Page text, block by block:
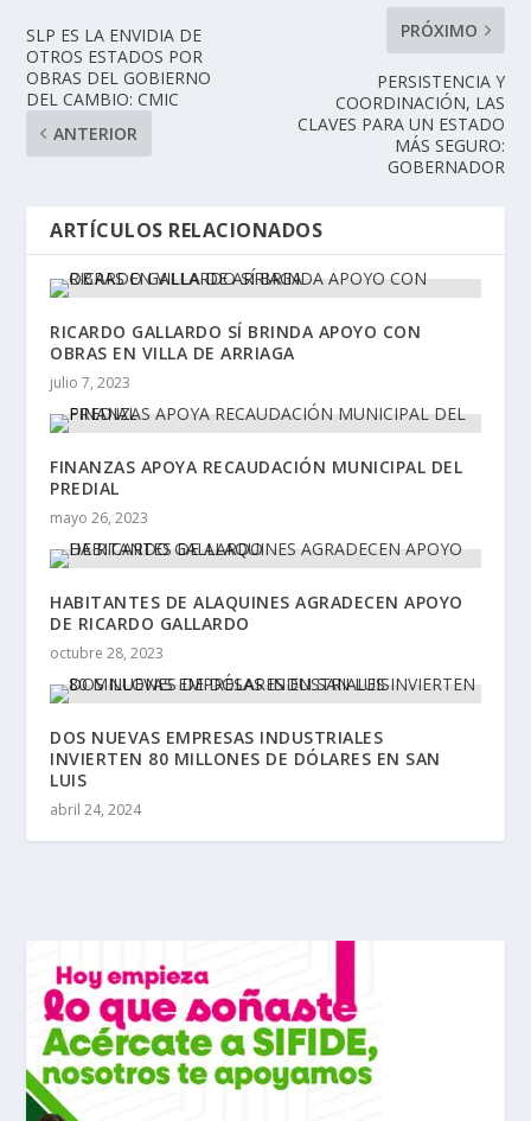
SLP ES LA ENVIDIA DE
OTROS ESTADOS POR
OBRAS DEL GOBIERNO
DEL CAMBIO: CMIC
ANTERIOR
PRÓXIMO
PERSISTENCIA Y
COORDINACIÓN, LAS
CLAVES PARA UN ESTADO
MÁS SEGURO:
GOBERNADOR
ARTÍCULOS RELACIONADOS
RICARDO GALLARDO SÍ BRINDA APOYO CON
OBRAS EN VILLA DE ARRIAGA
julio 7, 2023
FINANZAS APOYA RECAUDACIÓN MUNICIPAL DEL
PREDIAL
mayo 26, 2023
HABITANTES DE ALAQUINES AGRADECEN APOYO
DE RICARDO GALLARDO
octubre 28, 2023
DOS NUEVAS EMPRESAS INDUSTRIALES
INVIERTEN 80 MILLONES DE DÓLARES EN SAN
LUIS
abril 24, 2024